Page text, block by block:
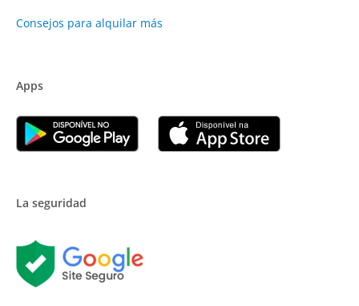
Consejos para alquilar más
Apps
La seguridad